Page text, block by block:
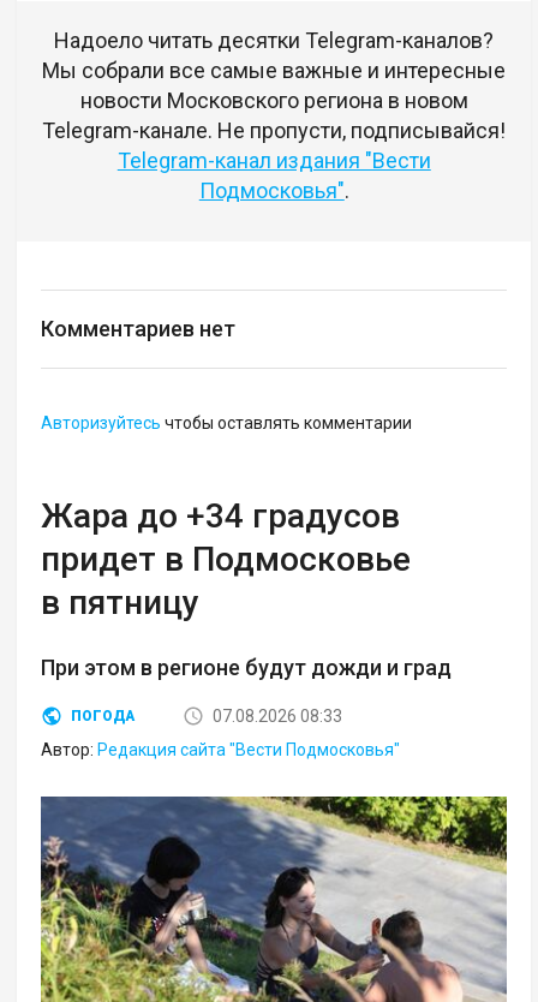
Надоело читать десятки Telegram-каналов?
Мы собрали все самые важные и интересные
новости Московского региона в новом
Telegram-канале. Не пропусти, подписывайся!
Telegram-канал издания "Вести
Подмосковья".
Комментариев нет
Авторизуйтесь чтобы оставлять комментарии
Жара до +34 градусов
придет в Подмосковье
в пятницу
При этом в регионе будут дожди и град
ПОГОДА
07.08.2026 08:33
Автор: Редакция сайта "Вести Подмосковья"